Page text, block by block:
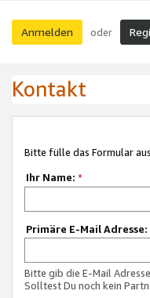
Anmelden oder
Kontakt
Bitte fülle das Formular
Ihr Name: *
Primäre E-Mail Adresse:
Bitte gib die E-Mail
Solltest Du noch kein